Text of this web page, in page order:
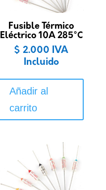
Fusible Térmico
Eléctrico 10A 285°C
$ 2.000 IVA
Incluido
Añadir al
carrito